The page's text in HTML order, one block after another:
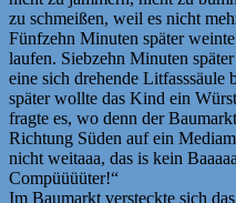
zu schmeißen, weil es nicht
Fünfzehn Minuten später
laufen. Siebzehn Minuten
eine sich drehende
später wollte das Kind ein
fragte es, wo denn der
Richtung Süden auf ein
nicht weitaaa, das is kein
Compüüüüter!“
Im Baumarkt versteckte sich